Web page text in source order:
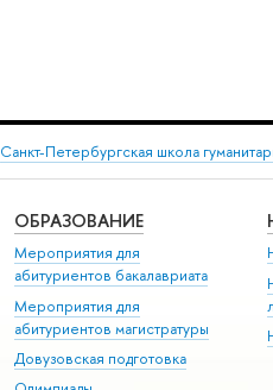
Санкт-Петербургская школа
ОБРАЗОВАНИЕ
Мероприятия для
абитуриентов бакалавриата
Мероприятия для
абитуриентов магистратуры
Довузовская подготовка